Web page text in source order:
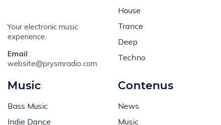
Your electronic music
experience.
Email :
website@prysmradio.com
House
Trance
Deep
Techno
Music
Bass Music
Indie Dance
Contenus
News
Music